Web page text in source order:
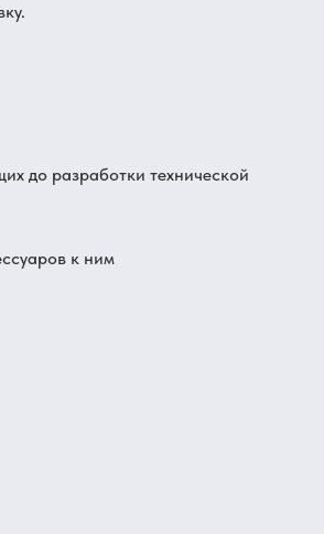
до разработки технической
к ним